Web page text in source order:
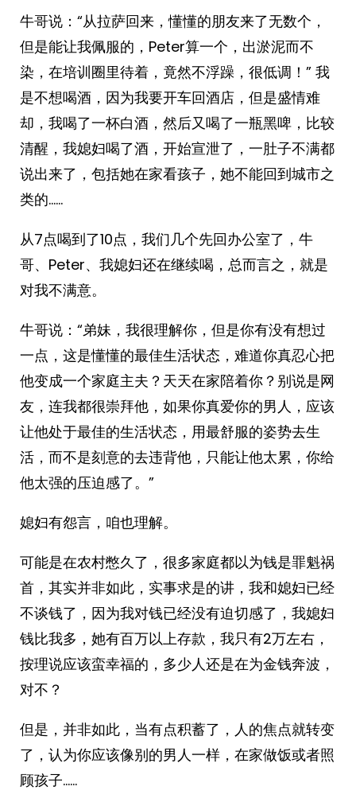
牛哥说：“从拉萨回来，懂懂的朋友来了无数个，
但是能让我佩服的，Peter算一个，出淤泥而不
染，在培训圈里待着，竟然不浮躁，很低调！” 我
是不想喝酒，因为我要开车回酒店，但是盛情难
却，我喝了一杯白酒，然后又喝了一瓶黑啤，比较
清醒，我媳妇喝了酒，开始宣泄了，一肚子不满都
说出来了，包括她在家看孩子，她不能回到城市之
类的……
从7点喝到了10点，我们几个先回办公室了，牛
哥、Peter、我媳妇还在继续喝，总而言之，就是
对我不满意。
牛哥说：“弟妹，我很理解你，但是你有没有想过
一点，这是懂懂的最佳生活状态，难道你真忍心把
他变成一个家庭主夫？天天在家陪着你？别说是网
友，连我都很崇拜他，如果你真爱你的男人，应该
让他处于最佳的生活状态，用最舒服的姿势去生
活，而不是刻意的去违背他，只能让他太累，你给
他太强的压迫感了。”
媳妇有怨言，咱也理解。
可能是在农村憋久了，很多家庭都以为钱是罪魁祸
首，其实并非如此，实事求是的讲，我和媳妇已经
不谈钱了，因为我对钱已经没有迫切感了，我媳妇
钱比我多，她有百万以上存款，我只有2万左右，
按理说应该蛮幸福的，多少人还是在为金钱奔波，
对不？
但是，并非如此，当有点积蓄了，人的焦点就转变
了，认为你应该像别的男人一样，在家做饭或者照
顾孩子……